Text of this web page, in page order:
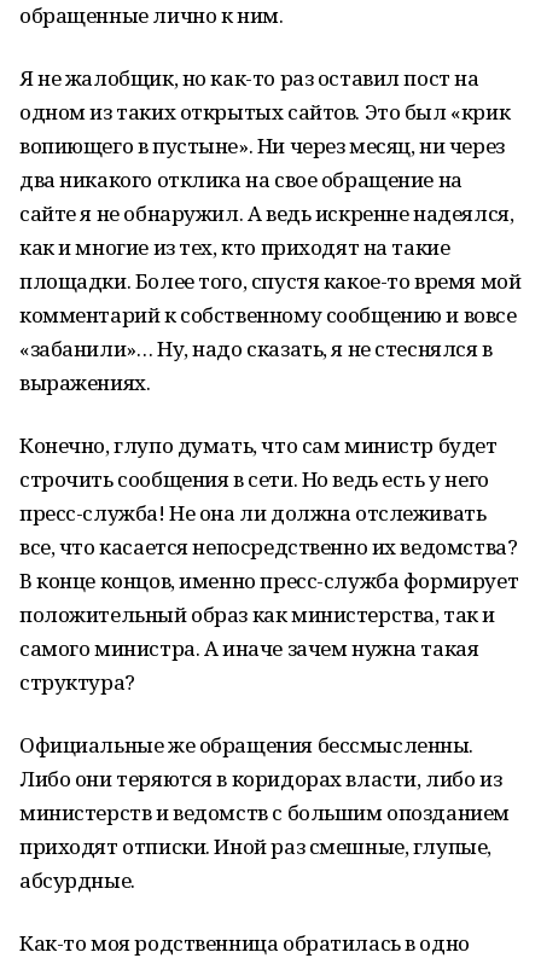
обращенные лично к ним.
Я не жалобщик, но как-то раз оставил пост на
одном из таких открытых сайтов. Это был «крик
вопиющего в пустыне». Ни через месяц, ни через
два никакого отклика на свое обращение на
сайте я не обнаружил. А ведь искренне надеялся,
как и многие из тех, кто приходят на такие
площадки. Более того, спустя какое-то время мой
комментарий к собственному сообщению и вовсе
«забанили»… Ну, надо сказать, я не стеснялся в
выражениях.
Конечно, глупо думать, что сам министр будет
строчить сообщения в сети. Но ведь есть у него
пресс-служба! Не она ли должна отслеживать
все, что касается непосредственно их ведомства?
В конце концов, именно пресс-служба формирует
положительный образ как министерства, так и
самого министра. А иначе зачем нужна такая
структура?
Официальные же обращения бессмысленны.
Либо они теряются в коридорах власти, либо из
министерств и ведомств с большим опозданием
приходят отписки. Иной раз смешные, глупые,
абсурдные.
Как-то моя родственница обратилась в одно